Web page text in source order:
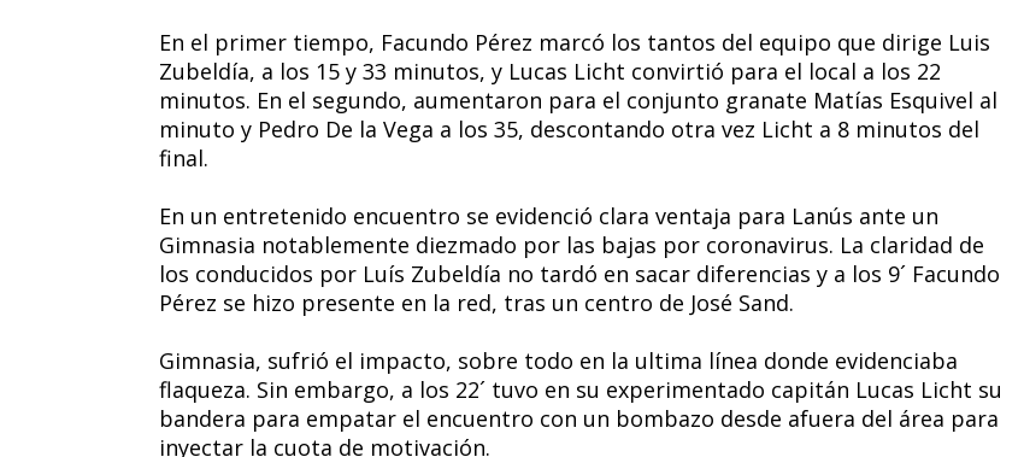
En el primer tiempo, Facundo Pérez marcó los tantos del equipo que dirige Luis
Zubeldía, a los 15 y 33 minutos, y Lucas Licht convirtió para el local a los 22
minutos. En el segundo, aumentaron para el conjunto granate Matías Esquivel al
minuto y Pedro De la Vega a los 35, descontando otra vez Licht a 8 minutos del
final.
En un entretenido encuentro se evidenció clara ventaja para Lanús ante un
Gimnasia notablemente diezmado por las bajas por coronavirus. La claridad de
los conducidos por Luís Zubeldía no tardó en sacar diferencias y a los 9´ Facundo
Pérez se hizo presente en la red, tras un centro de José Sand.
Gimnasia, sufrió el impacto, sobre todo en la ultima línea donde evidenciaba
flaqueza. Sin embargo, a los 22´ tuvo en su experimentado capitán Lucas Licht su
bandera para empatar el encuentro con un bombazo desde afuera del área para
inyectar la cuota de motivación.